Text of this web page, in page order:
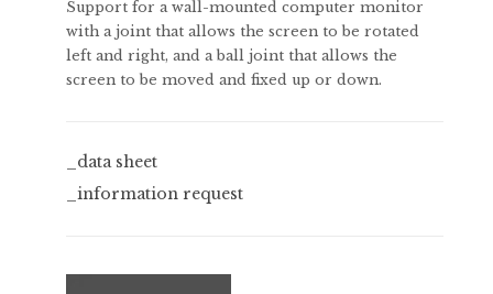
Support for a wall-mounted computer monitor
with a joint that allows the screen to be rotated
left and right, and a ball joint that allows the
screen to be moved and fixed up or down.
_data sheet
_information request